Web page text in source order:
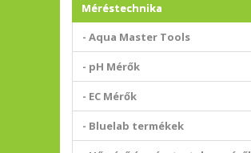
Méréstechnika
- Aqua Master Tools
- pH Mérők
- EC Mérők
- Bluelab termékek